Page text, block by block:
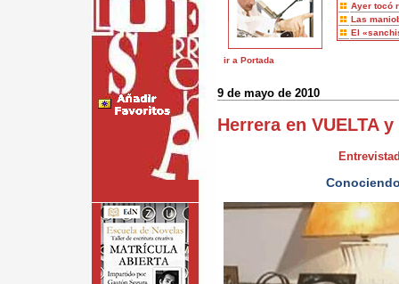
Ayer tocó
Las
El
ir a Portada
9 de mayo de 2010
Herrera en VUELTA y